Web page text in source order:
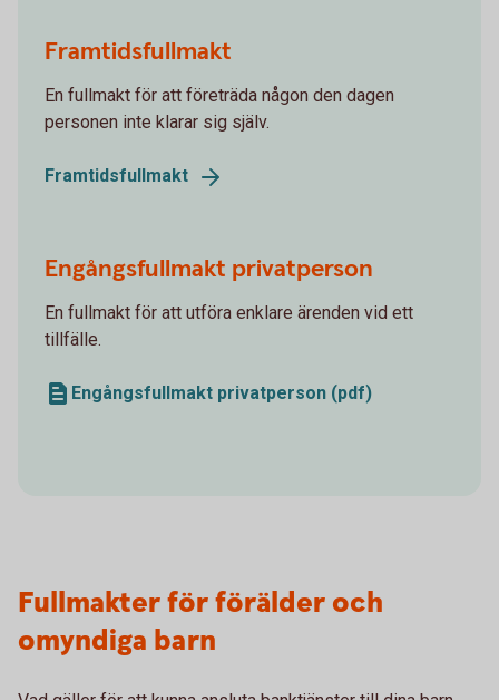
Framtidsfullmakt
En fullmakt för att företräda någon den dagen
personen inte klarar sig själv.
Framtidsfullmakt
Engångsfullmakt privatperson
En fullmakt för att utföra enklare ärenden vid ett
tillfälle.
Engångsfullmakt privatperson (pdf)
Fullmakter för förälder och
omyndiga barn